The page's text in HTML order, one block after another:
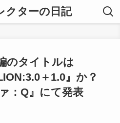
クターの日記
のタイトルは
＋1.0』か？
：Q』にて発表